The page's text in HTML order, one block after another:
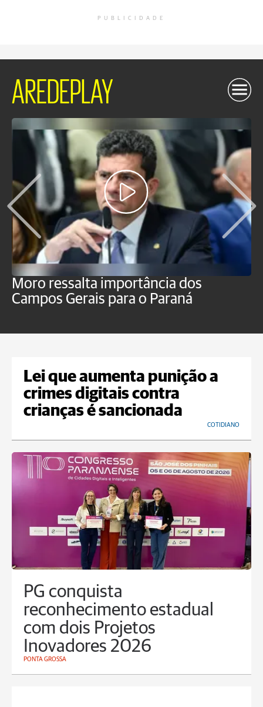
PUBLICIDADE
AREDEPLAY
Moro ressalta importância dos
Campos Gerais para o Paraná
Lei que aumenta punição a
crimes digitais contra
crianças é sancionada
COTIDIANO
PG conquista
reconhecimento estadual
com dois Projetos
Inovadores 2026
PONTA GROSSA